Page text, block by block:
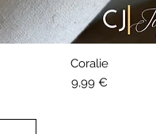
Aperçu rapide
Coralie
Prix
9,99 €